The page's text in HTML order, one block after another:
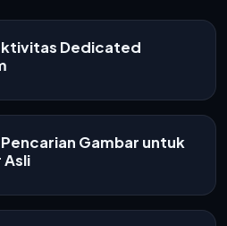
Dedicated
Gambar untuk
Asli